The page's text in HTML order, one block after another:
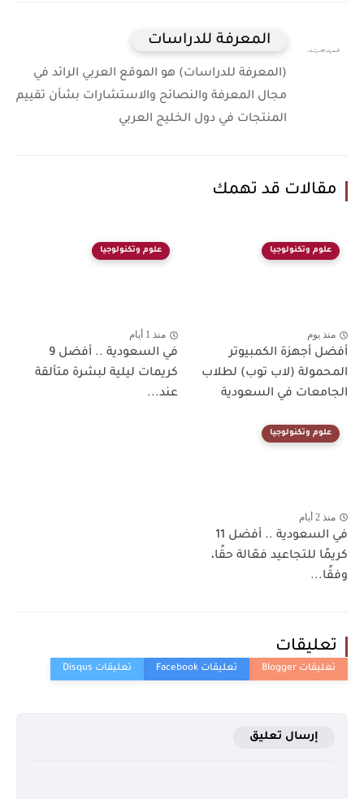
المعرفة للدراسات
(المعرفة للدراسات) هو الموقع العربي الرائد في
مجال المعرفة والنصائح والاستشارات بشأن تقييم
المنتجات في دول الخليج العربي
مقالات قد تهمك
علوم وتكنولوجيا
منذ يوم
أفضل أجهزة الكمبيوتر
المحمولة (لاب توب) لطلاب
الجامعات في السعودية
علوم وتكنولوجيا
منذ 1 أيام
في السعودية .. أفضل 9
كريمات ليلية لبشرة متألقة
عند...
علوم وتكنولوجيا
منذ 2 أيام
في السعودية .. أفضل 11
كريمًا للتجاعيد فعّالة حقًا،
وفقًا...
تعليقات
إرسال تعليق